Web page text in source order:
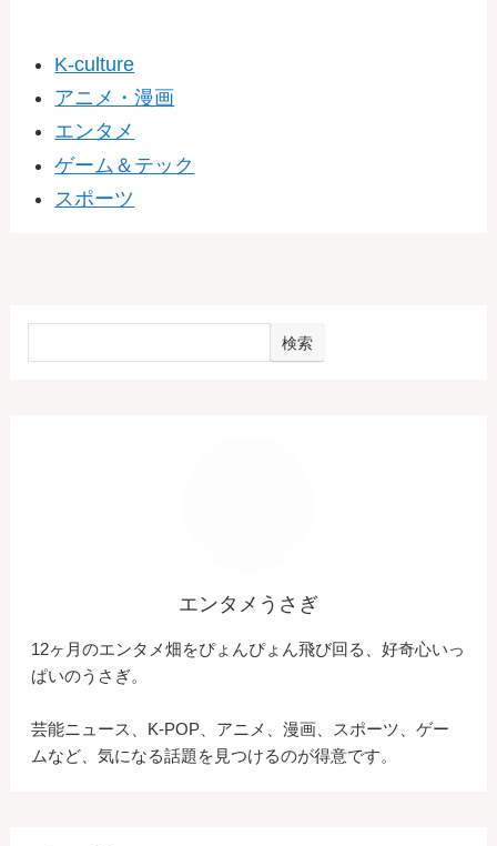
K-culture
アニメ・漫画
エンタメ
ゲーム＆テック
スポーツ
検索
エンタメうさぎ
12ヶ月のエンタメ畑をぴょんぴょん飛び回る、好奇心いっ
ぱいのうさぎ。
芸能ニュース、K-POP、アニメ、漫画、スポーツ、ゲー
ムなど、気になる話題を見つけるのが得意です。